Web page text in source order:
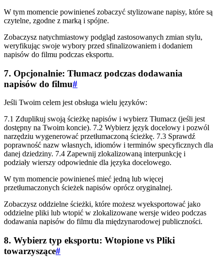
W tym momencie powinieneś zobaczyć stylizowane napisy, które są
czytelne, zgodne z marką i spójne.
Zobaczysz natychmiastowy podgląd zastosowanych zmian stylu,
weryfikując swoje wybory przed sfinalizowaniem i dodaniem
napisów do filmu podczas eksportu.
7. Opcjonalnie: Tłumacz podczas dodawania
napisów do filmu#
Jeśli Twoim celem jest obsługa wielu języków:
7.1 Zduplikuj swoją ścieżkę napisów i wybierz Tłumacz (jeśli jest
dostępny na Twoim koncie). 7.2 Wybierz język docelowy i pozwól
narzędziu wygenerować przetłumaczoną ścieżkę. 7.3 Sprawdź
poprawność nazw własnych, idiomów i terminów specyficznych dla
danej dziedziny. 7.4 Zapewnij zlokalizowaną interpunkcję i
podziały wierszy odpowiednie dla języka docelowego.
W tym momencie powinieneś mieć jedną lub więcej
przetłumaczonych ścieżek napisów oprócz oryginalnej.
Zobaczysz oddzielne ścieżki, które możesz wyeksportować jako
oddzielne pliki lub wtopić w zlokalizowane wersje wideo podczas
dodawania napisów do filmu dla międzynarodowej publiczności.
8. Wybierz typ eksportu: Wtopione vs Pliki
towarzyszące#